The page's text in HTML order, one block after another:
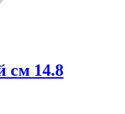
см 14.8